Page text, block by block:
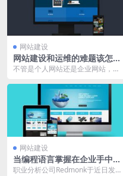
网站建设
网站建设和运维的难题该怎样
打破
不管是个人网站还是企业网站，在
流程上大体都是一样的...
网站建设
当编程语言掌握在企业手中，
是生机仍是危机？
职业分析公司Redmonk于近日发布